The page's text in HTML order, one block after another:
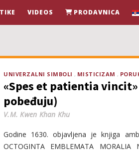
VIDEOS PRODAVNICA
UNIVERZALNI SIMBOLI MISTICIZAM
«Spes et patientia
pobeđuju)
V.M. Kwen Khan Khu
Godine 1630. objavljena je knjiga
OCTOGINTA EMBLEMATA